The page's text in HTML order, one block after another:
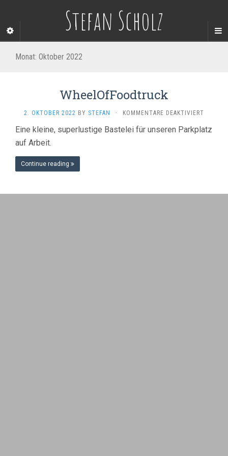
Stefan Scholz
Monat: Oktober 2022
WheelOfFoodtruck
2. OKTOBER 2022 BY STEFAN · KOMMENTARE DEAKTIVIERT
Eine kleine, superlustige Bastelei für unseren Parkplatz
auf Arbeit.
Continue reading